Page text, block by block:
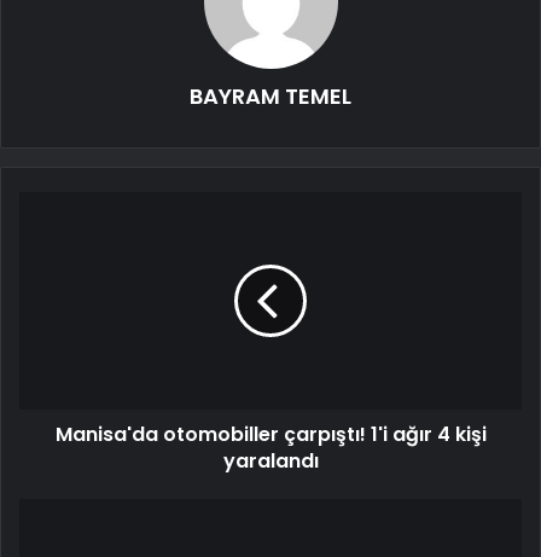
BAYRAM TEMEL
Manisa'da otomobiller çarpıştı! 1'i ağır 4 kişi
yaralandı